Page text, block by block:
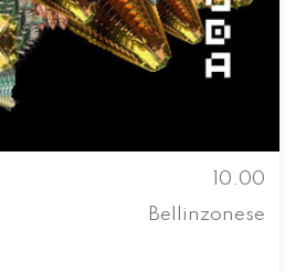
10.00
Bellinzonese